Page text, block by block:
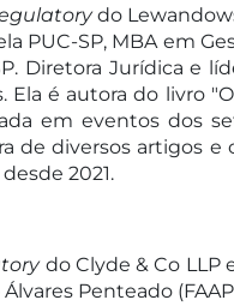
do
PUC-SP, MBA em
Diretora Jurídica e
é autora do livro
em eventos dos
de diversos artigos
2021.
do Clyde & Co LLP
Penteado